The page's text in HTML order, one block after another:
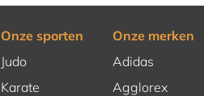
Onze sporten
Judo
Karate
Onze merken
Adidas
Agglorex